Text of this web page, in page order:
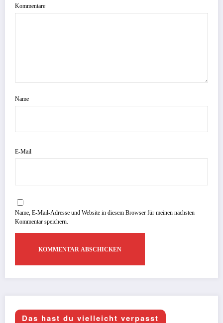
Kommentare
Name
E-Mail
Name, E-Mail-Adresse und Website in diesem Browser für meinen nächsten
Kommentar speichern.
Das hast du vielleicht verpasst